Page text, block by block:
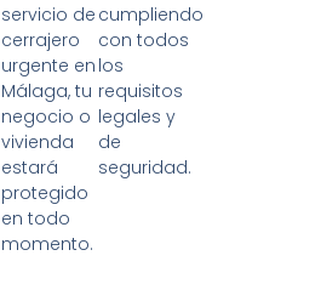
servicio de
cerrajero
urgente en
Málaga, tu
negocio o
vivienda
estará
protegido
en todo
momento.
cumpliendo
con todos
los
requisitos
legales y
de
seguridad.